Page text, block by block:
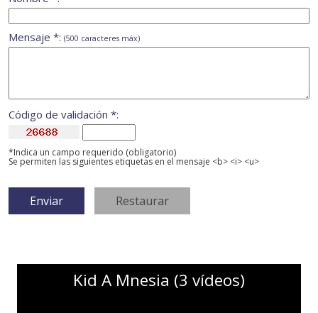
Mensaje *: (500 caracteres máx)
Código de validación *:
*Indica un campo requerido (obligatorio)
Se permiten las siguientes etiquetas en el mensaje <b> <i> <u>
Kid A Mnesia (3 vídeos)